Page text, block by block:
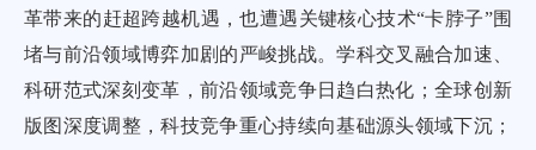
革带来的赶超跨越机遇，也遭遇关键核心技术“卡脖子”围
堵与前沿领域博弈加剧的严峻挑战。学科交叉融合加速、
科研范式深刻变革，前沿领域竞争日趋白热化；全球创新
版图深度调整，科技竞争重心持续向基础源头领域下沉；